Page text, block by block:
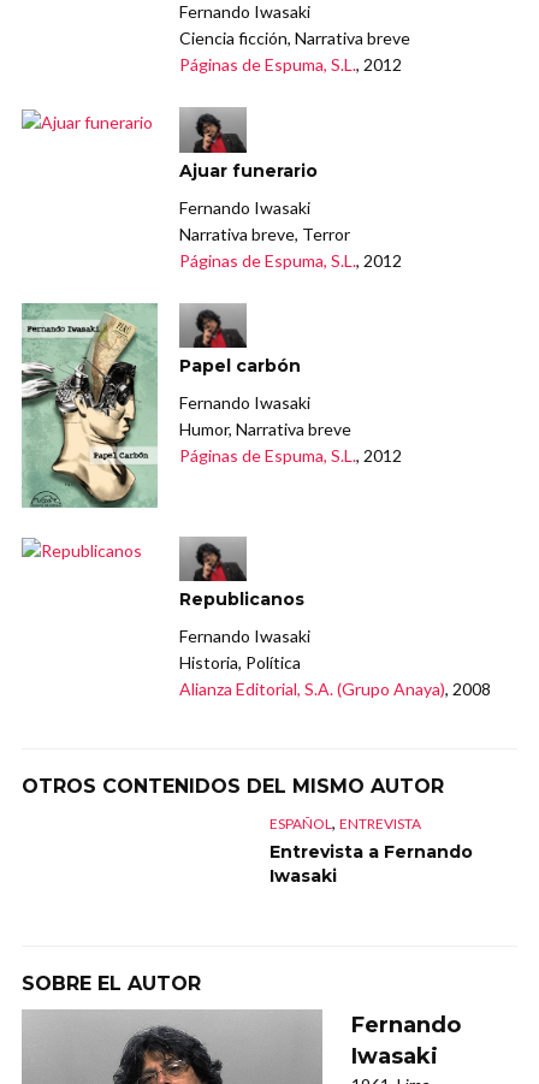
Fernando Iwasaki
Ciencia ficción, Narrativa breve
Páginas de Espuma, S.L., 2012
Ajuar funerario
Fernando Iwasaki
Narrativa breve, Terror
Páginas de Espuma, S.L., 2012
Papel carbón
Fernando Iwasaki
Humor, Narrativa breve
Páginas de Espuma, S.L., 2012
Republicanos
Fernando Iwasaki
Historia, Política
Alianza Editorial, S.A. (Grupo Anaya), 2008
OTROS CONTENIDOS DEL MISMO AUTOR
ESPAÑOL, ENTREVISTA
Entrevista a Fernando
Iwasaki
SOBRE EL AUTOR
Fernando
Iwasaki